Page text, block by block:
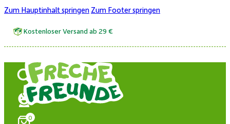
Zum Hauptinhalt springen Zum Footer springen
Kostenloser Versand ab 29 €
0